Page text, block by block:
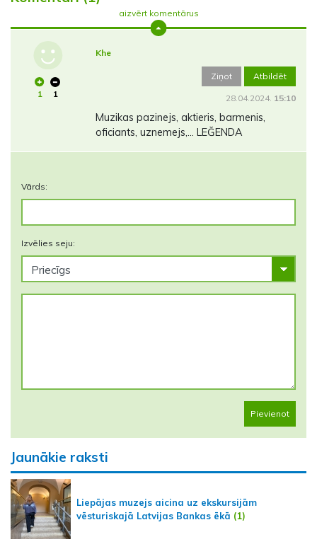
aizvērt komentārus
1 1
Khe
Ziņot Atbildēt
28.04.2024. 15:10
Muzikas pazinejs, aktieris, barmenis,
oficiants, uznemejs,… LEĞENDA
Vārds:
Izvēlies seju:
Pievienot
Jaunākie raksti
Liepājas muzejs aicina uz ekskursijām
vēsturiskajā Latvijas Bankas ēkā (1)